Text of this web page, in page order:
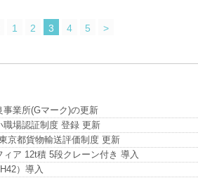
1 2 3 4 5 >
事業所(Gマーク)の更新
職場認証制度 登録 更新
京都貨物輸送評価制度 更新
ィア 12t積 5段クレーン付き 導入
）導入